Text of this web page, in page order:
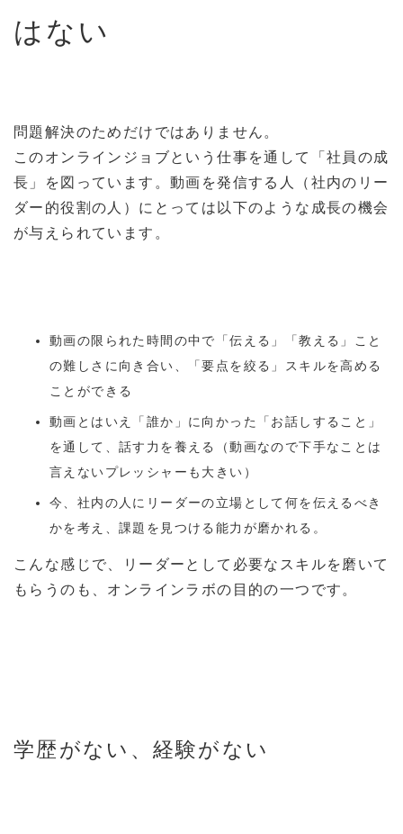
はない
問題解決のためだけではありません。
このオンラインジョブという仕事を通して「社員の成
長」を図っています。動画を発信する人（社内のリー
ダー的役割の人）にとっては以下のような成長の機会
が与えられています。
動画の限られた時間の中で「伝える」「教える」こと
の難しさに向き合い、「要点を絞る」スキルを高める
ことができる
動画とはいえ「誰か」に向かった「お話しすること」
を通して、話す力を養える（動画なので下手なことは
言えないプレッシャーも大きい）
今、社内の人にリーダーの立場として何を伝えるべき
かを考え、課題を見つける能力が磨かれる。
こんな感じで、リーダーとして必要なスキルを磨いて
もらうのも、オンラインラボの目的の一つです。
学歴がない、経験がない